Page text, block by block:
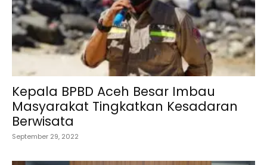
Kepala BPBD Aceh Besar Imbau
Masyarakat Tingkatkan Kesadaran
Berwisata
September 29, 2022